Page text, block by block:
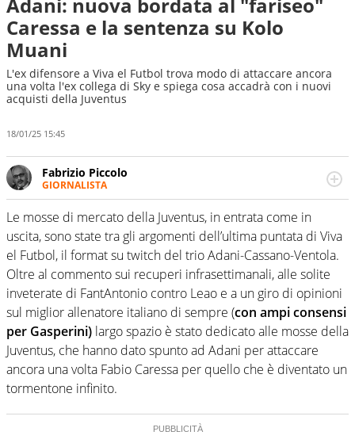
Caressa e la sentenza su Kolo
Muani
L'ex difensore a Viva el Futbol trova modo di attaccare ancora
una volta l'ex collega di Sky e spiega cosa accadrà con i nuovi
acquisti della Juventus
18/01/25 15:45
Fabrizio Piccolo
GIORNALISTA
Nella sua carriera ha seguito numerose manifestazioni
sportive e collaborato con agenzie e testate. Esperienza,
competenza, conoscenza e memoria storica. Si occupa
prevalentemente di calcio
Le mosse di mercato della Juventus, in entrata come in
uscita, sono state tra gli argomenti dell’ultima puntata di Viva
el Futbol, il format su twitch del trio Adani-Cassano-Ventola.
Oltre al commento sui recuperi infrasettimanali, alle solite
inveterate di FantAntonio contro Leao e a un giro di opinioni
sul miglior allenatore italiano di sempre (con ampi consensi
per Gasperini) largo spazio è stato dedicato alle mosse della
Juventus, che hanno dato spunto ad Adani per attaccare
ancora una volta Fabio Caressa per quello che è diventato un
tormentone infinito.